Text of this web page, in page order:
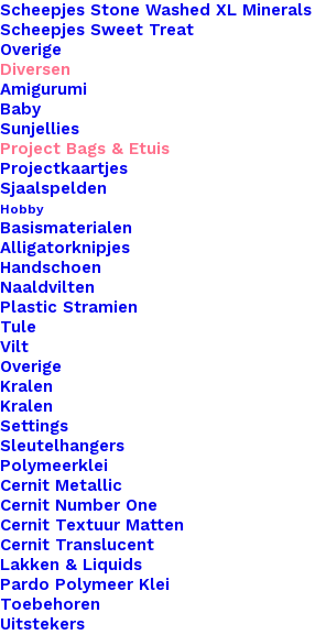
Scheepjes Stone Washed XL Minerals
Scheepjes Sweet Treat
Overige
Diversen
Amigurumi
Baby
Sunjellies
Project Bags & Etuis
Projectkaartjes
Sjaalspelden
Hobby
Basismaterialen
Alligatorknipjes
Handschoen
Naaldvilten
Plastic Stramien
Tule
Vilt
Overige
Kralen
Kralen
Settings
Sleutelhangers
Polymeerklei
Cernit Metallic
Cernit Number One
Cernit Textuur Matten
Cernit Translucent
Lakken & Liquids
Pardo Polymeer Klei
Toebehoren
Uitstekers
Nog meer leuks!